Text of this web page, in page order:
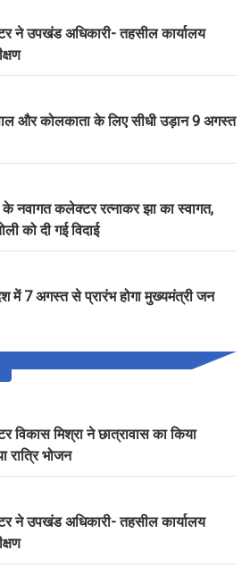
ने उपखंड अधिकारी- तहसील कार्यालय
और कोलकाता के लिए सीधी उड़ान 9 अगस्त
नवागत कलेक्टर रत्नाकर झा का स्वागत,
को दी गई विदाई
में 7 अगस्त से प्रारंभ होगा मुख्यमंत्री जन
मिश्रा ने छात्रावास का किया
रात्रि भोजन
ने उपखंड अधिकारी- तहसील कार्यालय